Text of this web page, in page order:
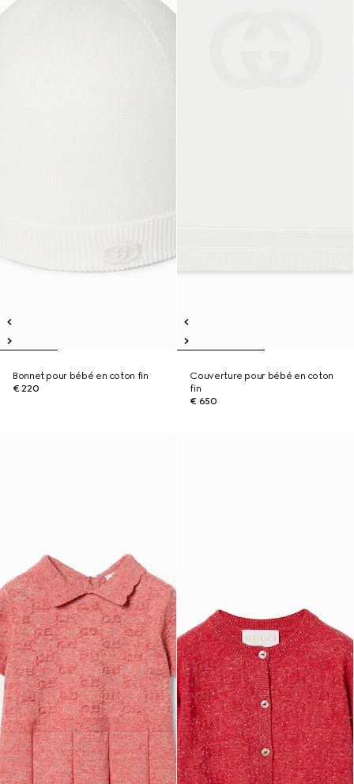
Bonnet pour bébé en coton fin
€ 220
Couverture pour bébé en coton
fin
€ 650